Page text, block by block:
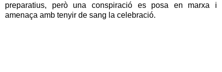
preparatius, però una conspiració es posa en marxa i
amenaça amb tenyir de sang la celebració.